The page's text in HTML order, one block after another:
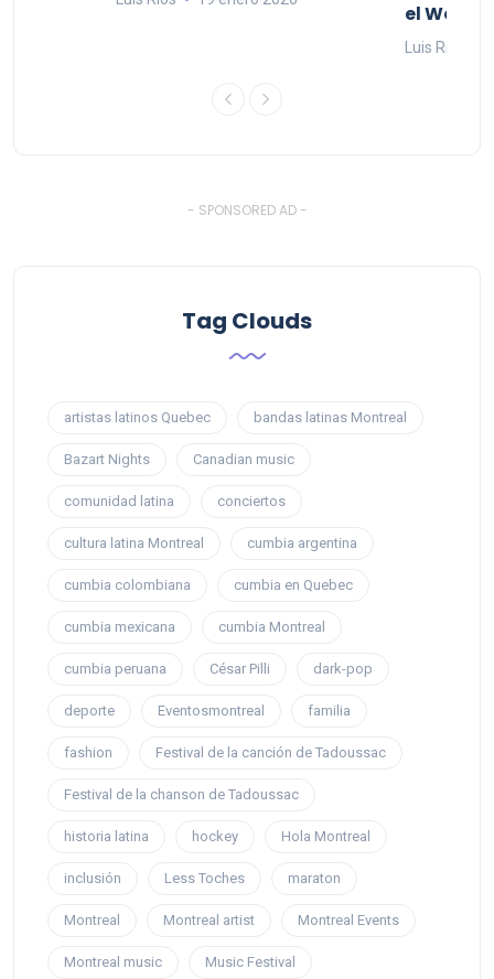
el West
Luis Rios
- SPONSORED AD -
Tag Clouds
artistas latinos Quebec bandas latinas Montreal
Bazart Nights Canadian music
comunidad latina conciertos
cultura latina Montreal cumbia argentina
cumbia colombiana cumbia en Quebec
cumbia mexicana cumbia Montreal
cumbia peruana César Pilli dark-pop
deporte Eventosmontreal familia
fashion Festival de la canción de Tadoussac
Festival de la chanson de Tadoussac
historia latina hockey Hola Montreal
inclusión Less Toches maraton
Montreal Montreal artist Montreal Events
Montreal music Music Festival